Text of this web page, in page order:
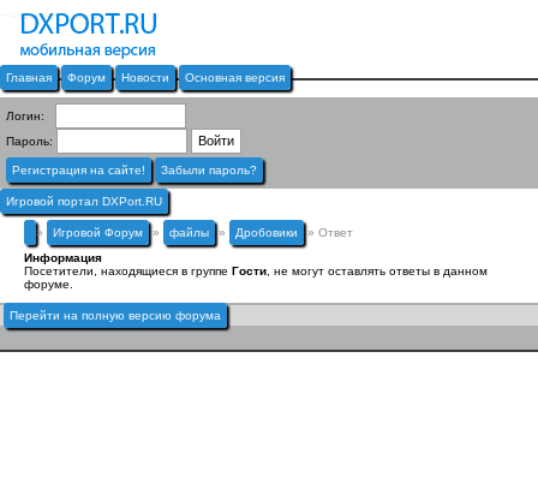
Главная Форум Новости Основная версия
Логин:
Пароль:
Регистрация на сайте! Забыли пароль?
Игровой портал DXPort.RU
» Игровой Форум » файлы » Дробовики
» Ответ
Информация
Посетители, находящиеся в группе Гости , не могут оставлять ответы в данном
форуме.
Перейти на полную версию форума